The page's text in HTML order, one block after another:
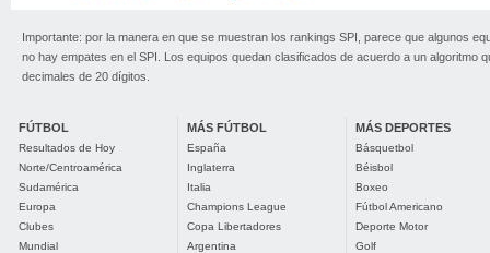
Importante: por la manera en que se muestran los rankings SPI, parece que algunos
no hay empates en el SPI. Los equipos quedan clasificados de acuerdo a un algoritmo
decimales de 20 dígitos.
FÚTBOL
Resultados de Hoy
Norte/Centroamérica
Sudamérica
Europa
Clubes
Mundial
MÁS FÚTBOL
España
Inglaterra
Italia
Champions League
Copa Libertadores
Argentina
MÁS DEPORTES
Básquetbol
Béisbol
Boxeo
Fútbol Americano
Deporte Motor
Golf